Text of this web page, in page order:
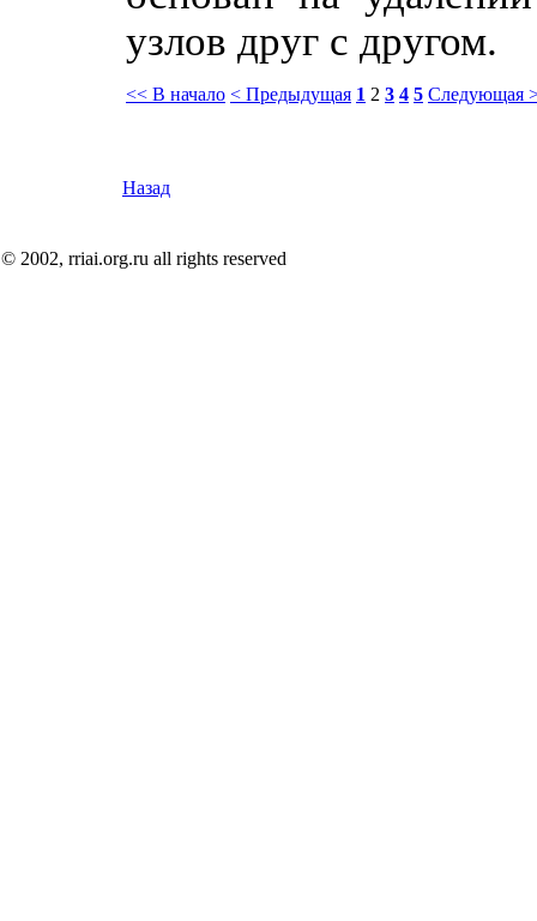
узлов друг с другом.
<< В начало < Предыдущая 1 2 3 4 5 Следующая
Назад
© 2002, rriai.org.ru all rights reserved